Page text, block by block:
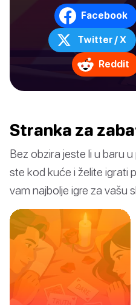
Facebook
Twitter / X
Reddit
Stranka za
Bez obzira jeste li u baru
ste kod kuće i želite igrati
vam najbolje igre za vašu